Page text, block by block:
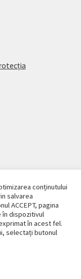
conținutului
salvarea
ACCEPT, pagina
în dispozitivul
în acest fel.
selectați butonul